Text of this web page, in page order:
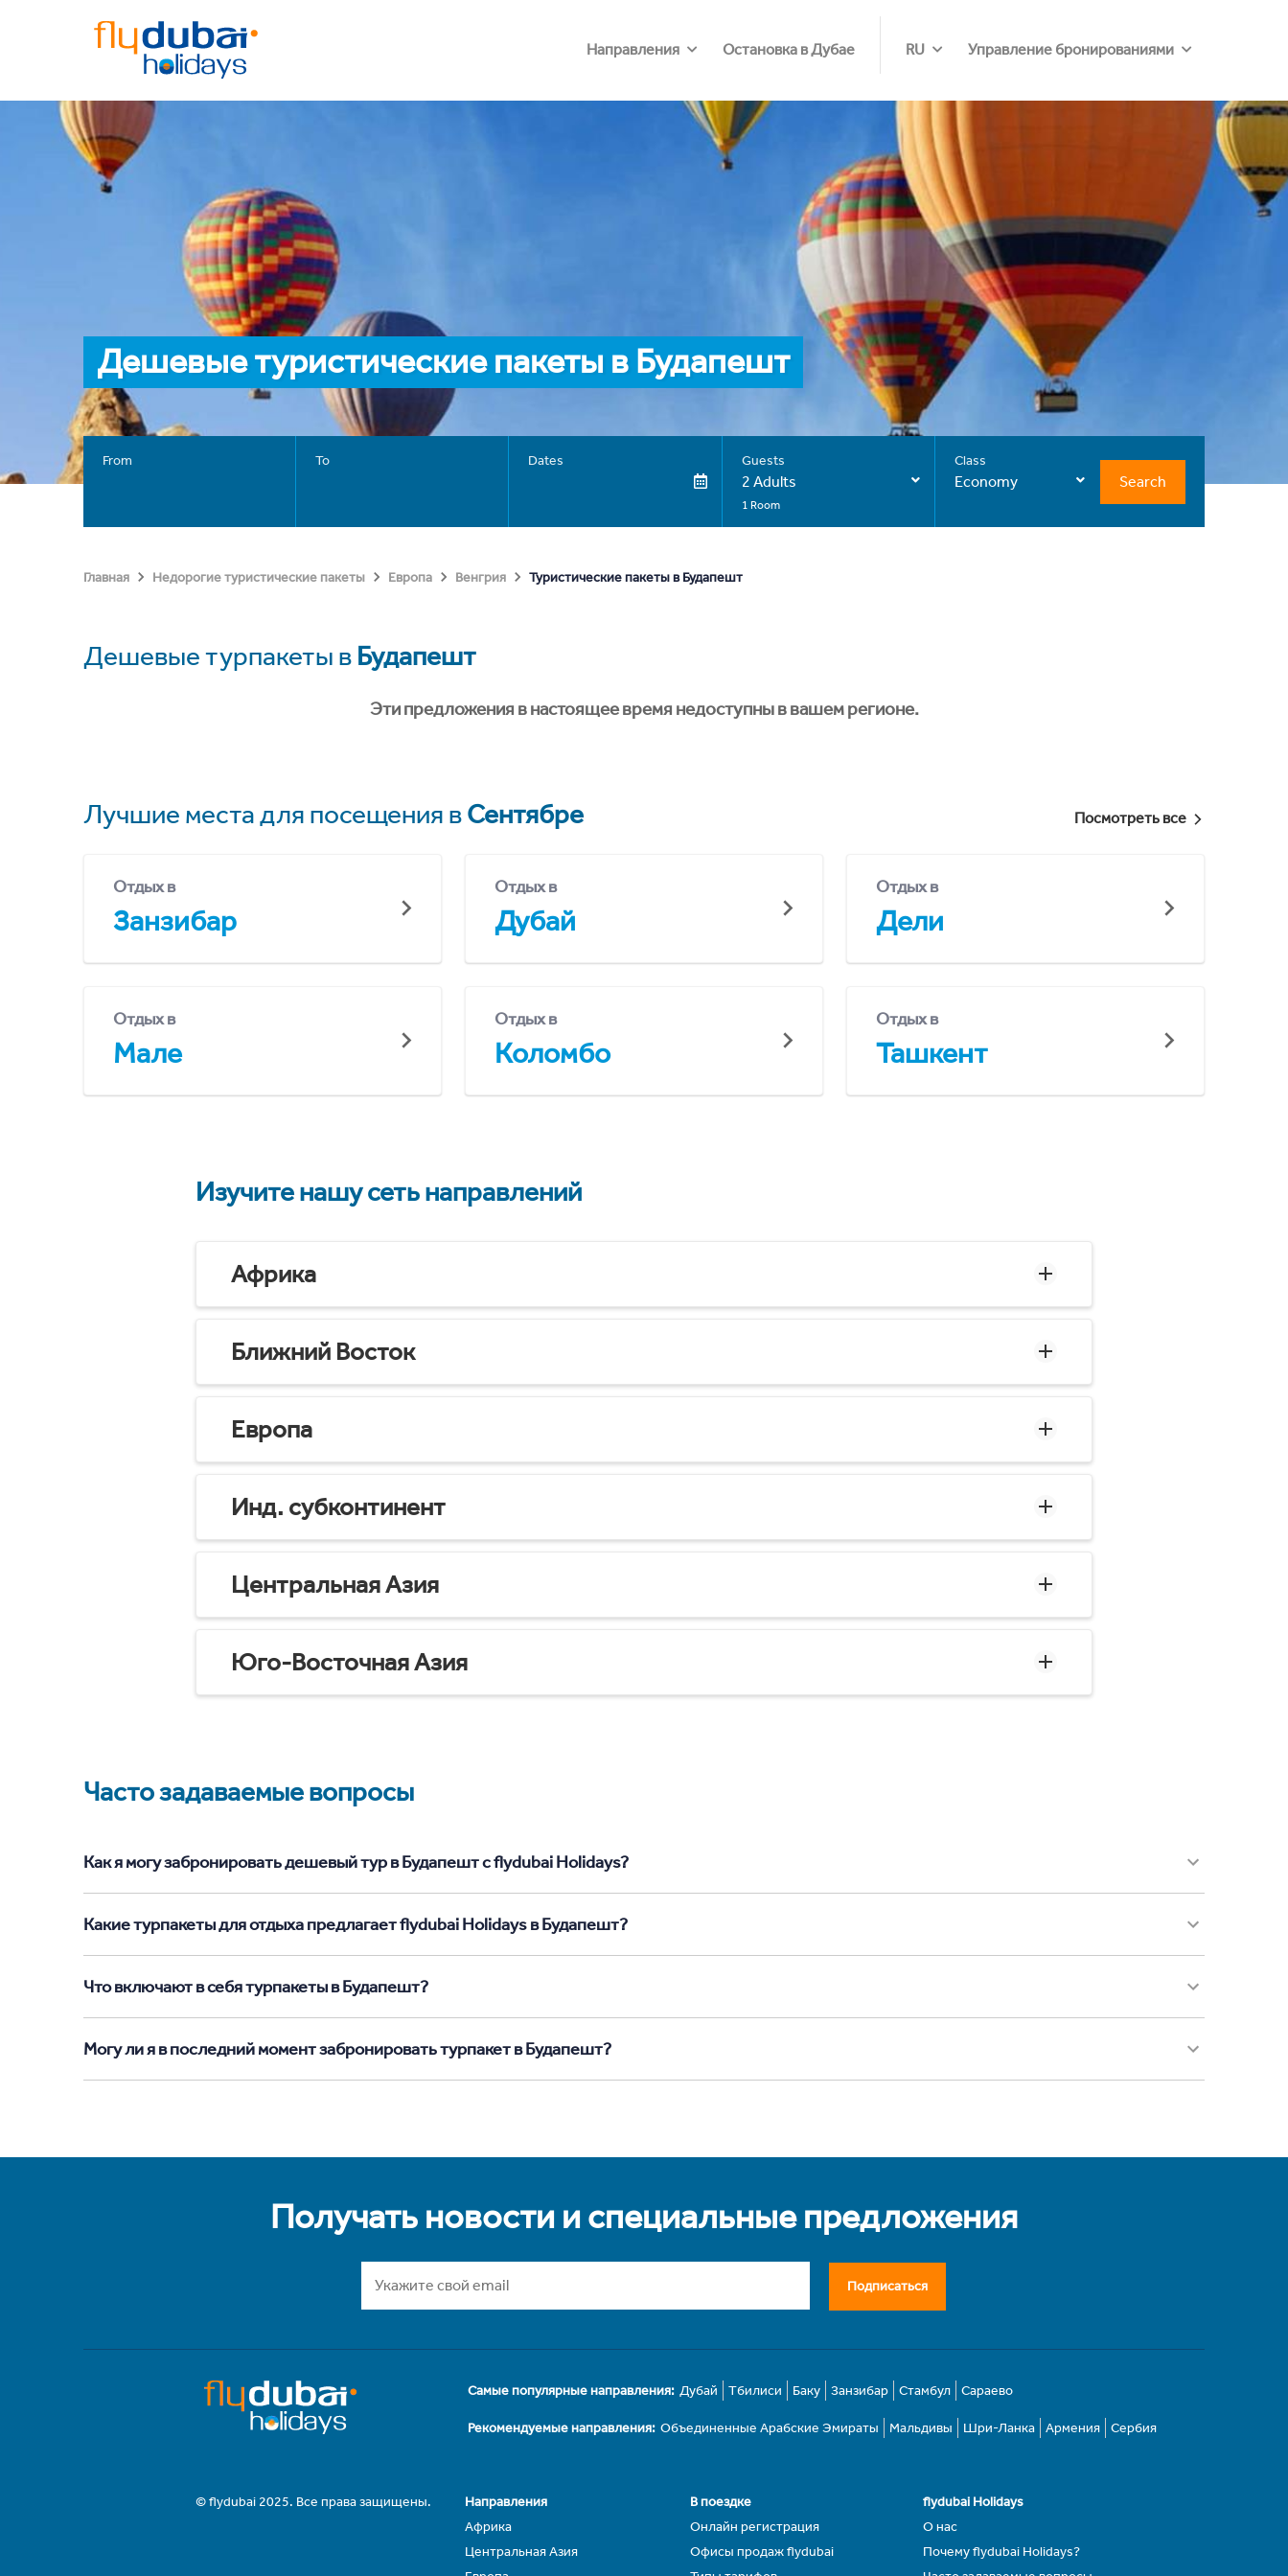
Направления Остановка в Дубае RU Управление бронированиями
Дешевые туристические пакеты в Будапешт
From To Dates Guests
2 Adults
1 Room
Class
Economy Search
Главная Недорогие туристические пакеты Европа Венгрия Туристические пакеты в Будапешт
Дешевые турпакеты в Будапешт
Эти предложения в настоящее время недоступны в вашем регионе.
Лучшие места для посещения вСентябре Посмотреть все
Отдых в
Занзибар
Отдых в
Дубай
Отдых в
Дели
Отдых в
Мале
Отдых в
Коломбо
Отдых в
Ташкент
Изучите нашу сеть направлений
Африка
Ближний Восток
Европа
Инд. субконтинент
Центральная Азия
Юго-Восточная Азия
Часто задаваемые вопросы
Как я могу забронировать дешевый тур в Будапешт с flydubai Holidays?
Какие турпакеты для отдыха предлагает flydubai Holidays в Будапешт?
Что включают в себя турпакеты в Будапешт?
Могу ли я в последний момент забронировать турпакет в Будапешт?
Получать новости и специальные предложения
Подписаться
Самые популярные направления: Дубай Тбилиси Баку Занзибар Стамбул Сараево
Рекомендуемые направления: Объединенные Арабские Эмираты Мальдивы Шри-Ланка Армения Сербия
© flydubai 2025. Все права защищены.
Направления
Африка
Центральная Азия
В поездке
Онлайн регистрация
Офисы продаж flydubai
flydubai Holidays
О нас
Почему flydubai Holidays?